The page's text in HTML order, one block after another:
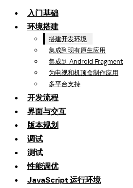
入门基础
环境搭建
搭建开发环境
集成到现有原生应用
集成到 Android Fragment
为电视和机顶盒制作应用
多平台支持
开发流程
界面与交互
版本规划
调试
测试
性能调优
JavaScript 运行环境